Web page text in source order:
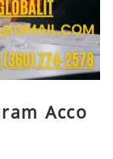
Acco